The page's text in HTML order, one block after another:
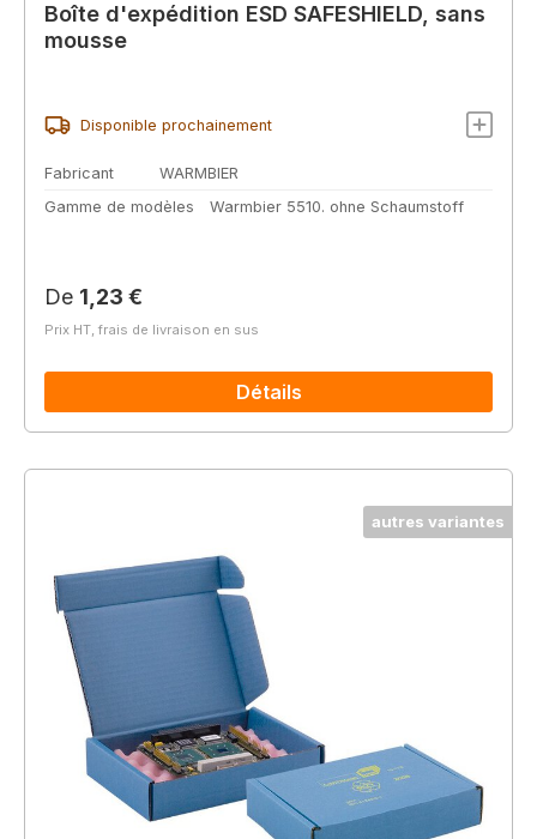
Boîte d'expédition ESD SAFESHIELD, sans
mousse
Disponible prochainement
Fabricant
WARMBIER
Gamme de modèles
Warmbier 5510. ohne Schaumstoff
Prix régulier :
De 1,23 €
Prix HT, frais de livraison en sus
Détails
autres variantes